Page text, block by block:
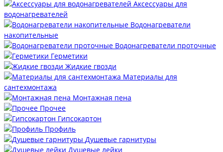
Аксессуары для
водонагревателей
Водонагреватели
накопительные
Водонагреватели проточные
Герметики
Жидкие гвозди
Материалы для
сантехмонтажа
Монтажная пена
Прочее
Гипсокартон
Профиль
Душевые гарнитуры
Душевые лейки